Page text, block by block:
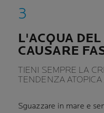
L'ACQUA
CAUSARE
TIENI SEMPRE LA
TENDENZA
Sguazzare in mare e